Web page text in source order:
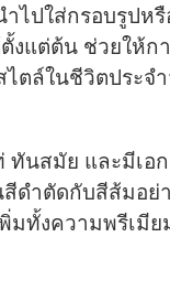
ไปใส่กรอบรูปหรื
งแต่ต้น ช่วยให้
ตล์ในชีวิตประจ
ทันสมัย และมีเ
ดำตัดกับสีส้มอย่
มทั้งความพรีเมี